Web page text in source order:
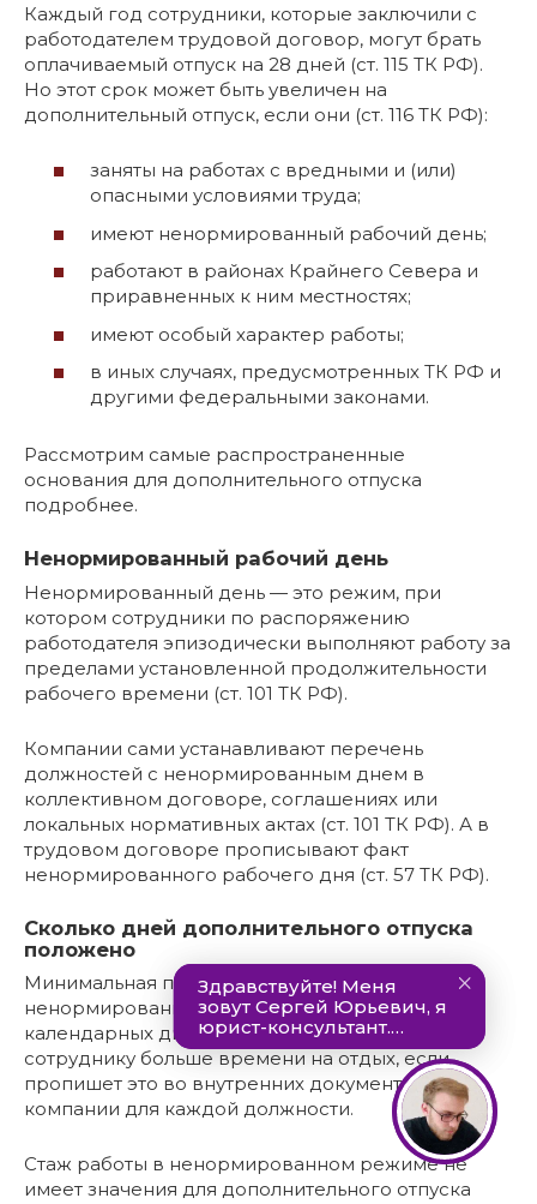
Каждый год сотрудники, которые заключили с
работодателем трудовой договор, могут брать
оплачиваемый отпуск на 28 дней (ст. 115 ТК РФ).
Но этот срок может быть увеличен на
дополнительный отпуск, если они (ст. 116 ТК РФ):
заняты на работах с вредными и (или)
опасными условиями труда;
имеют ненормированный рабочий день;
работают в районах Крайнего Севера и
приравненных к ним местностях;
имеют особый характер работы;
в иных случаях, предусмотренных ТК РФ и
другими федеральными законами.
Рассмотрим самые распространенные
основания для дополнительного отпуска
подробнее.
Ненормированный рабочий день
Ненормированный день — это режим, при
котором сотрудники по распоряжению
работодателя эпизодически выполняют работу за
пределами установленной продолжительности
рабочего времени (ст. 101 ТК РФ).
Компании сами устанавливают перечень
должностей с ненормированным днем в
коллективном договоре, соглашениях или
локальных нормативных актах (ст. 101 ТК РФ). А в
трудовом договоре прописывают факт
ненормированного рабочего дня (ст. 57 ТК РФ).
Сколько дней дополнительного отпуска
положено
Минимальная продолжительность отпуска за
ненормированный рабочий график — три
календарных дня. Но работодатель может дать
сотруднику больше времени на отдых, если
пропишет это во внутренних документах
компании для каждой должности.
Стаж работы в ненормированном режиме не
имеет значения для дополнительного отпуска